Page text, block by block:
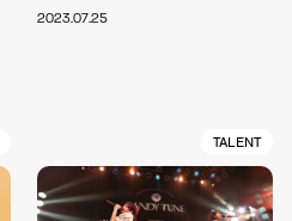
2023.07.25
TALENT